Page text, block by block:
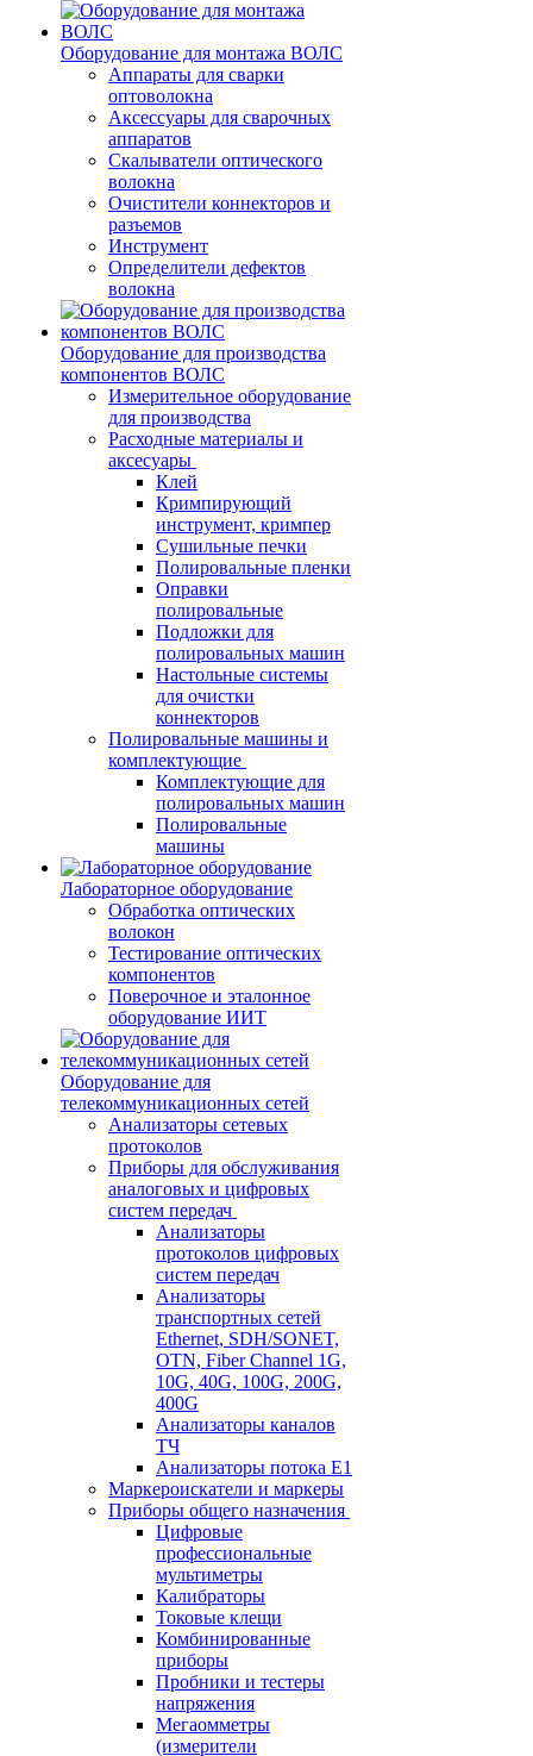
Оборудование для монтажа ВОЛС
Аппараты для сварки
оптоволокна
Аксессуары для сварочных
аппаратов
Скалыватели оптического
волокна
Очистители коннекторов и
разъемов
Инструмент
Определители дефектов
волокна
Оборудование для производства
компонентов ВОЛС
Измерительное оборудование
для производства
Расходные материалы и
аксесуары
Клей
Кримпирующий
инструмент, кримпер
Сушильные печки
Полировальные пленки
Оправки
полировальные
Подложки для
полировальных машин
Настольные системы
для очистки
коннекторов
Полировальные машины и
комплектующие
Комплектующие для
полировальных машин
Полировальные
машины
Лабораторное оборудование
Обработка оптических
волокон
Тестирование оптических
компонентов
Поверочное и эталонное
оборудование ИИТ
Оборудование для
телекоммуникационных сетей
Анализаторы сетевых
протоколов
Приборы для обслуживания
аналоговых и цифровых
систем передач
Анализаторы
протоколов цифровых
систем передач
Анализаторы
транспортных сетей
Ethernet, SDH/SONET,
OTN, Fiber Channel 1G,
10G, 40G, 100G, 200G,
400G
Анализаторы каналов
ТЧ
Анализаторы потока Е1
Маркероискатели и маркеры
Приборы общего назначения
Цифровые
профессиональные
мультиметры
Калибраторы
Токовые клещи
Комбинированные
приборы
Пробники и тестеры
напряжения
Мегаомметры
(измерители